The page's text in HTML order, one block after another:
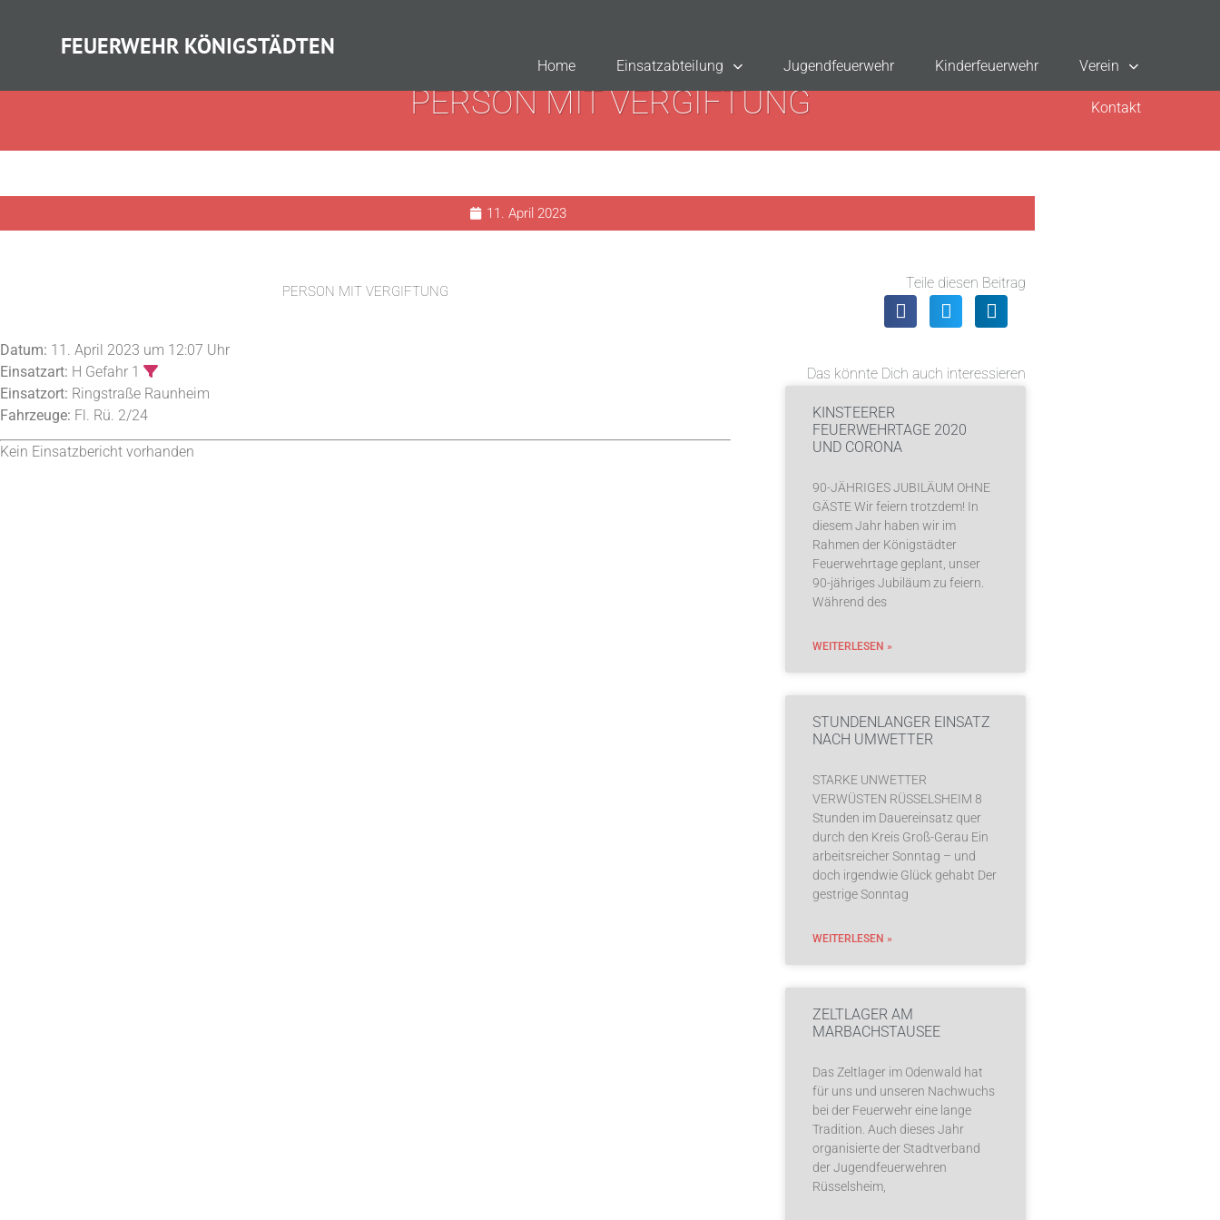
FEUERWEHR KÖNIGSTÄDTEN
Home Einsatzabteilung Jugendfeuerwehr Kinderfeuerwehr Verein
Kontakt
PERSON MIT VERGIFTUNG
11. April 2023
PERSON MIT VERGIFTUNG
Datum: 11. April 2023 um 12:07 Uhr
Einsatzart: H Gefahr 1
Einsatzort: Ringstraße Raunheim
Fahrzeuge: Fl. Rü. 2/24
Kein Einsatzbericht vorhanden
Teile diesen Beitrag
Das könnte Dich auch interessieren
KINSTEERER
FEUERWEHRTAGE 2020
UND CORONA
90-JÄHRIGES JUBILÄUM OHNE
GÄSTE Wir feiern trotzdem! In
diesem Jahr haben wir im
Rahmen der Königstädter
Feuerwehrtage geplant, unser
90-jähriges Jubiläum zu feiern.
Während des
WEITERLESEN »
STUNDENLANGER EINSATZ
NACH UMWETTER
STARKE UNWETTER
VERWÜSTEN RÜSSELSHEIM 8
Stunden im Dauereinsatz quer
durch den Kreis Groß-Gerau Ein
arbeitsreicher Sonntag – und
doch irgendwie Glück gehabt Der
gestrige Sonntag
WEITERLESEN »
ZELTLAGER AM
MARBACHSTAUSEE
Das Zeltlager im Odenwald hat
für uns und unseren Nachwuchs
bei der Feuerwehr eine lange
Tradition. Auch dieses Jahr
organisierte der Stadtverband
der Jugendfeuerwehren
Rüsselsheim,